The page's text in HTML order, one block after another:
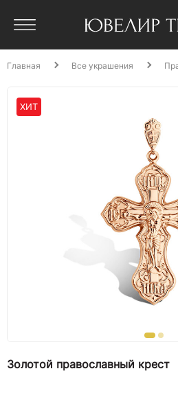
Главная Все украшения
ХИТ
Золотой православный крест